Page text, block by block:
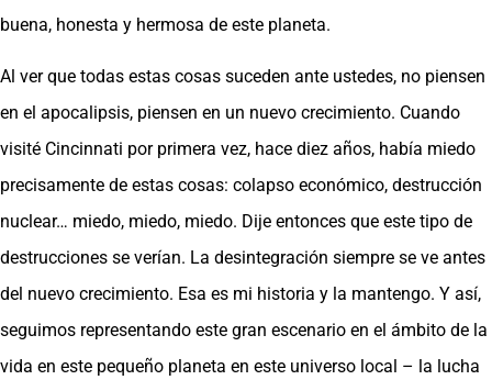
buena, honesta y hermosa de este planeta.
Al ver que todas estas cosas suceden ante ustedes, no piensen
en el apocalipsis, piensen en un nuevo crecimiento. Cuando
visité Cincinnati por primera vez, hace diez años, había miedo
precisamente de estas cosas: colapso económico, destrucción
nuclear… miedo, miedo, miedo. Dije entonces que este tipo de
destrucciones se verían. La desintegración siempre se ve antes
del nuevo crecimiento. Esa es mi historia y la mantengo. Y así,
seguimos representando este gran escenario en el ámbito de la
vida en este pequeño planeta en este universo local – la lucha